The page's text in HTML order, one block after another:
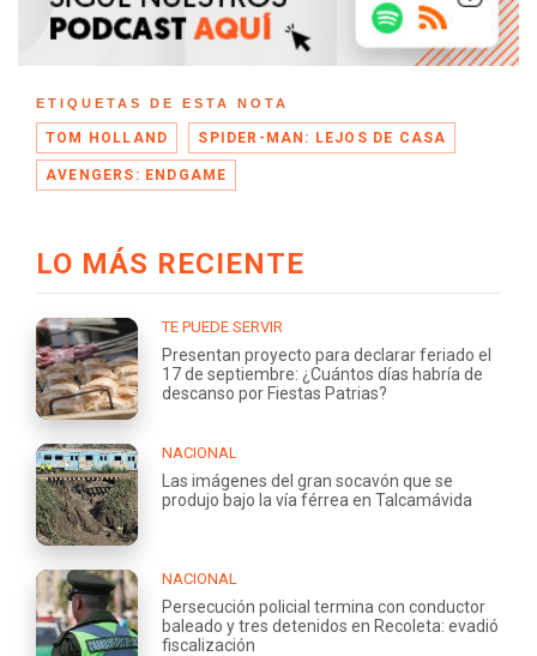
ETIQUETAS DE ESTA NOTA
TOM HOLLAND SPIDER-MAN: LEJOS DE CASA
AVENGERS: ENDGAME
LO MÁS RECIENTE
TE PUEDE SERVIR
Presentan proyecto para declarar feriado el
17 de septiembre: ¿Cuántos días habría de
descanso por Fiestas Patrias?
NACIONAL
Las imágenes del gran socavón que se
produjo bajo la vía férrea en Talcamávida
NACIONAL
Persecución policial termina con conductor
baleado y tres detenidos en Recoleta: evadió
fiscalización